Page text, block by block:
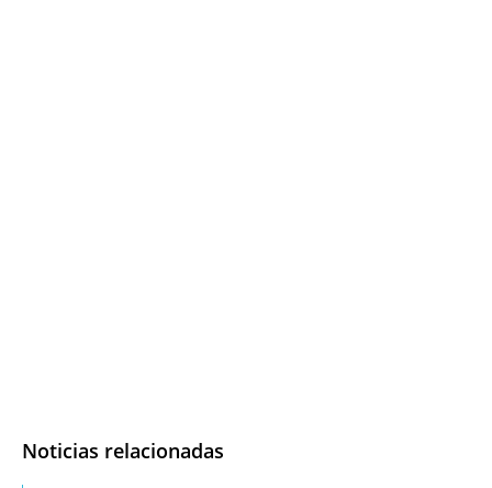
Noticias relacionadas